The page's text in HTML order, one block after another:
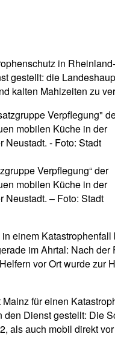
in
gestellt: die
kalten Mahlzeiten zu
Verpflegung“ der
mobilen Küche in der
Neustadt. – Foto: Stadt
einem
im Ahrtal: Nach
vor Ort wurde
für einen
Dienst gestellt: Die
als auch mobil direkt